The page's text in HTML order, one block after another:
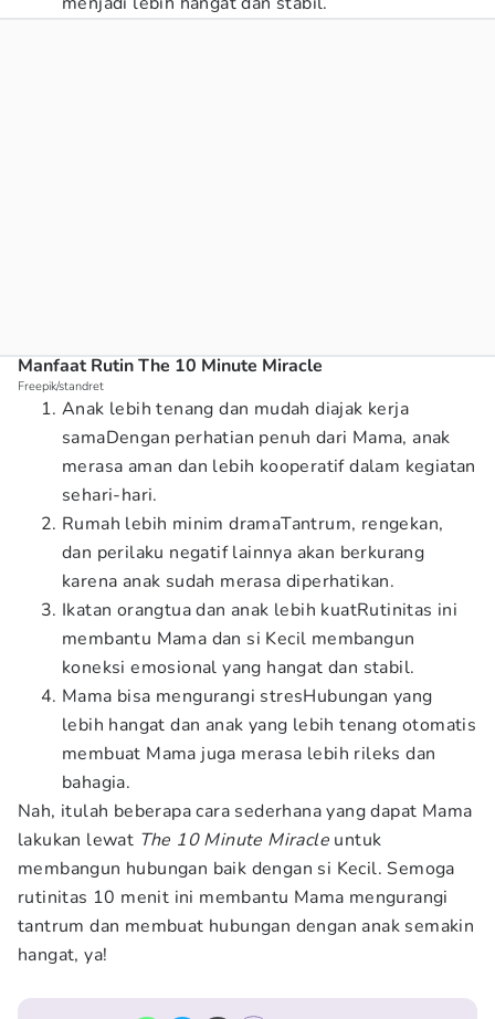
Manfaat Rutin The 10 Minute Miracle
Freepik/standret
Anak lebih tenang dan mudah diajak kerja
samaDengan perhatian penuh dari Mama, anak
merasa aman dan lebih kooperatif dalam kegiatan
sehari-hari.
Rumah lebih minim dramaTantrum, rengekan,
dan perilaku negatif lainnya akan berkurang
karena anak sudah merasa diperhatikan.
Ikatan orangtua dan anak lebih kuatRutinitas ini
membantu Mama dan si Kecil membangun
koneksi emosional yang hangat dan stabil.
Mama bisa mengurangi stresHubungan yang
lebih hangat dan anak yang lebih tenang otomatis
membuat Mama juga merasa lebih rileks dan
bahagia.
Nah, itulah beberapa cara sederhana yang dapat Mama
lakukan lewat The 10 Minute Miracle untuk
membangun hubungan baik dengan si Kecil. Semoga
rutinitas 10 menit ini membantu Mama mengurangi
tantrum dan membuat hubungan dengan anak semakin
hangat, ya!